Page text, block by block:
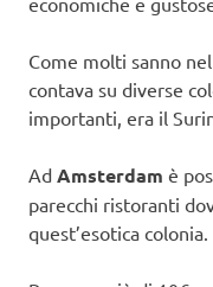
Come molti sanno
contava su diverse
importanti, era il
Ad Amsterdam è
parecchi ristoranti
quest’esotica colonia.